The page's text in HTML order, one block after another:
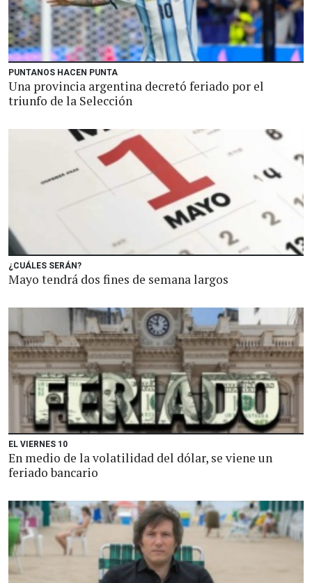
PUNTANOS HACEN PUNTA
Una provincia argentina decretó feriado por el
triunfo de la Selección
¿CUÁLES SERÁN?
Mayo tendrá dos fines de semana largos
EL VIERNES 10
En medio de la volatilidad del dólar, se viene un
feriado bancario